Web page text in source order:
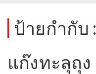
ป้ายกำกับ :
แก๊งทะลุถุง